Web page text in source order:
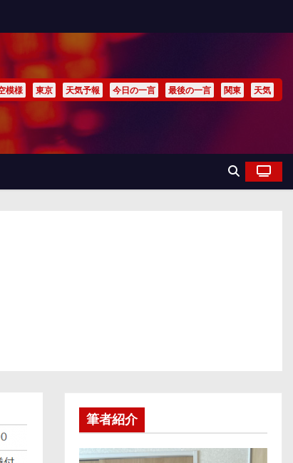
模様 東京 天気予報 今日の一言 最後の一言 関東 天気
筆者紹介